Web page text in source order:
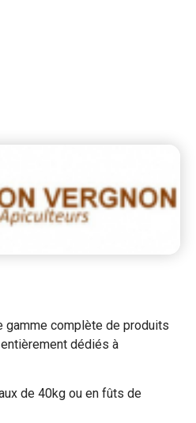
gamme complète de produits
dédiés à
de 40kg ou en fûts de